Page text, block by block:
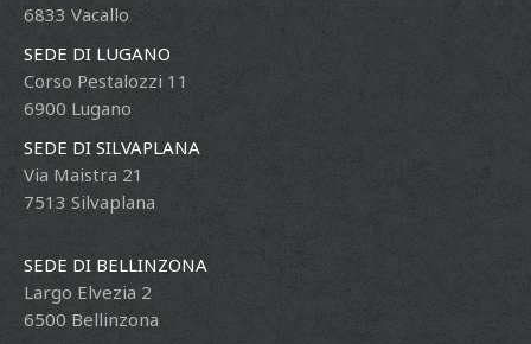
6833 Vacallo
SEDE DI LUGANO
Corso Pestalozzi 11
6900 Lugano
SEDE DI SILVAPLANA
Via Maistra 21
7513 Silvaplana
SEDE DI BELLINZONA
Largo Elvezia 2
6500 Bellinzona